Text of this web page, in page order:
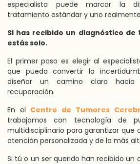
especialista puede marcar la
tratamiento estándar y uno
Si has recibido un diagnóstico
estás solo.
El primer paso es elegir al
que pueda convertir la
diseñar un camino claro
recuperación.
En el Centro de Tumores
trabajamos con tecnología de
multidisciplinario para garantizar que
atención personalizada y de la más
Si tú o un ser querido han recibido